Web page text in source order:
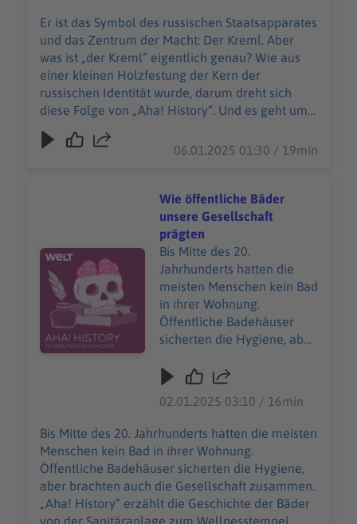
„Aha! History“. Und es geht
um einen teuren
Modeklassiker, den man
nicht einfach kaufen kann:
Die Birkin Bag. "Aha! History
– Zehn Minuten Geschichte"
ist der neue History-
montags und donnerstags
über Feedback an
history@welt.de.
Produktion: Marvin Schwarz
Host/Redaktion: Wim Orth
Redaktion: Imke Rabiega
Impressum:
https://www.welt.de/servic
es/article7893735/Impress
um.html Datenschutz:
https://www.welt.de/servic
es/article157550705/Daten
schutzerklaerung-WELT-
DIGITAL.html
Er ist das Symbol des russischen Staatsapparates
und das Zentrum der Macht: Der Kreml. Aber
was ist „der Kreml“ eigentlich genau? Wie aus
einer kleinen Holzfestung der Kern der
russischen Identität wurde, darum dreht sich
diese Folge von „Aha! History“. Und es geht um
einen teuren Modeklassiker, den man nicht
einfach kaufen kann: Die Birkin Bag. "Aha!
donnerstags ab 6 Uhr. Wir freuen uns über
Feedback an history@welt.de. Produktion:
Marvin Schwarz Host/Redaktion: Wim Orth
Redaktion: Imke Rabiega Impressum:
https://www.welt.de/services/article7893735/Im
pressum.html Datenschutz:
https://www.welt.de/services/article157550705/
Datenschutzerklaerung-WELT-DIGITAL.html
06.01.2025 01:30 / 19min
Audiotitel - Wie öffentliche Bäder unsere Gesellschaft
Wie öffentliche Bäder
unsere Gesellschaft
prägten
Bis Mitte des 20.
Jahrhunderts hatten die
meisten Menschen kein Bad
in ihrer Wohnung.
Öffentliche Badehäuser
sicherten die Hygiene, aber
Gesellschaft zusammen.
Geschichte der Bäder von
der Sanitäranlage zum
Wellnesstempel. "Aha!
History – Zehn Minuten
Geschichte" ist der neue
History-Podcast von WELT.
Immer montags und
02.01.2025 03:10 / 16min
Bis Mitte des 20. Jahrhunderts hatten die meisten
Menschen kein Bad in ihrer Wohnung.
Öffentliche Badehäuser sicherten die Hygiene,
aber brachten auch die Gesellschaft zusammen.
„Aha! History“ erzählt die Geschichte der Bäder
von der Sanitäranlage zum Wellnesstempel.